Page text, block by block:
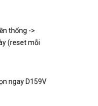
thống ->
(reset mỗi
ngay D159V